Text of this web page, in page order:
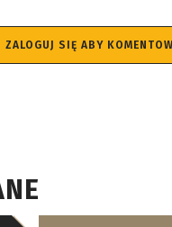
ZALOGUJ SIĘ ABY